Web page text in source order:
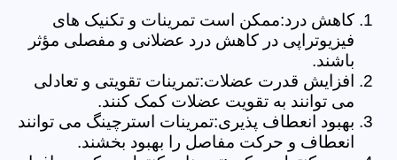
کاهش درد:ممکن است تمرینات و تکنیک های
فیزیوتراپی در کاهش درد عضلانی و مفصلی مؤثر
باشند.
افزایش قدرت عضلات:تمرینات تقویتی و تعادلی
می توانند به تقویت عضلات کمک کنند.
بهبود انعطاف پذیری:تمرینات استرچینگ می توانند
انعطاف و حرکت مفاصل را بهبود بخشند.